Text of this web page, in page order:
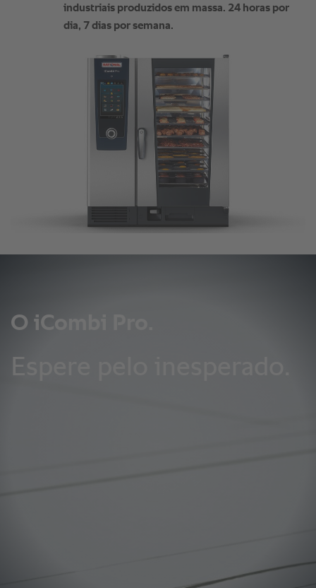
industriais produzidos em massa. 24 horas por
dia, 7 dias por semana.